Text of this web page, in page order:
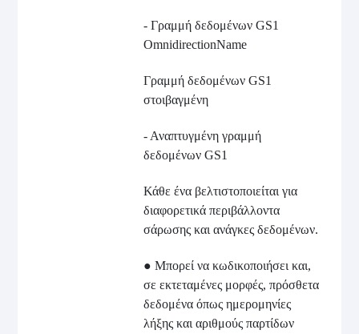
- Γραμμή δεδομένων GS1
OmnidirectionName
Γραμμή δεδομένων GS1
στοιβαγμένη
- Αναπτυγμένη γραμμή
δεδομένων GS1
Κάθε ένα βελτιστοποιείται για
διαφορετικά περιβάλλοντα
σάρωσης και ανάγκες δεδομένων.
● Μπορεί να κωδικοποιήσει και,
σε εκτεταμένες μορφές, πρόσθετα
δεδομένα όπως ημερομηνίες
λήξης και αριθμούς παρτίδων